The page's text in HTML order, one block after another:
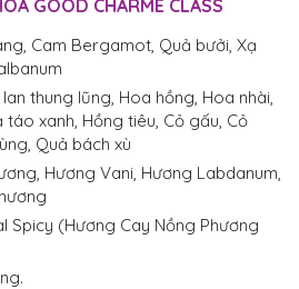
GOOD CHARME CLASS
Cam Bergamot, Quả bưởi, Xạ
thung lũng, Hoa hồng, Hoa nhài,
táo xanh, Hồng tiêu, Cỏ gấu, Cỏ
Quả bách xù
Hương Vani, Hương Labdanum,
Spicy (Hương Cay Nồng Phương